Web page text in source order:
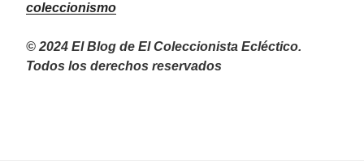
coleccionismo
© 2024 El Blog de El Coleccionista Ecléctico.
Todos los derechos reservados